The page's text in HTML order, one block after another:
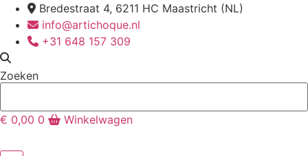
naar
inhoud
Bredestraat 4, 6211 HC Maastricht (NL)
info@artichoque.nl
+31 648 157 309
Zoeken
€ 0,00 0 Winkelwagen